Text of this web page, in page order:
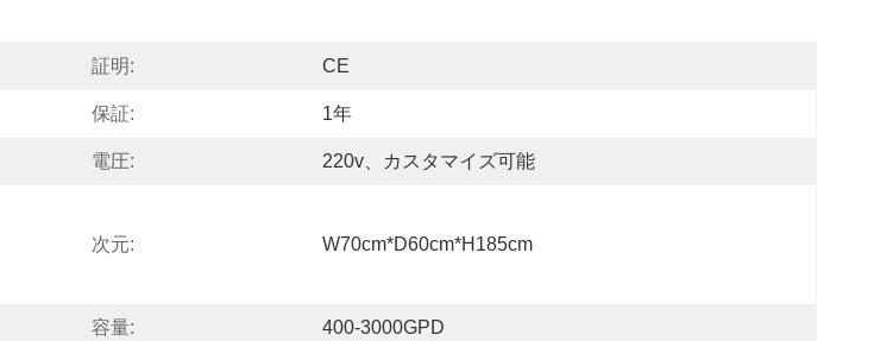
証明: CE
保証: 1年
電圧: 220v、カスタマイズ可能
次元: W70cm*D60cm*H185cm
容量: 400-3000GPD